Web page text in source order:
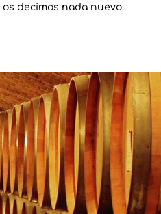
decimos nada nuevo.